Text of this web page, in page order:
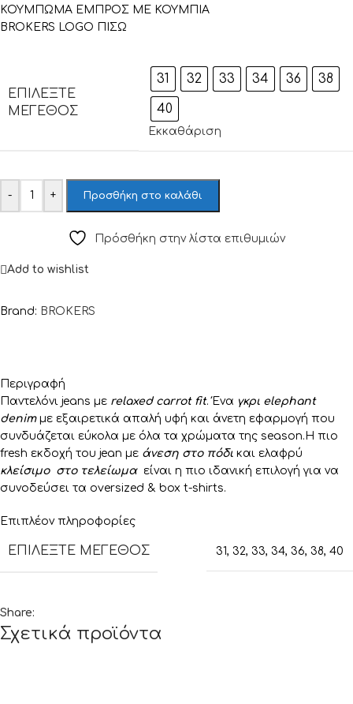
ΚΟΥΜΠΩΜΑ ΕΜΠΡΟΣ ΜΕ ΚΟΥΜΠΙΑ
BROKERS LOGO ΠΙΣΩ
ΕΠΙΛΈΞΤΕ
ΜΈΓΕΘΟΣ
31 32 33 34 36 38
40
Εκκαθάριση
- + Προσθήκη στο καλάθι
Πρόσθήκη στην λίστα επιθυμιών
Add to wishlist
Brand: BROKERS
Περιγραφή
Παντελόνι jeans με relaxed carrot fit. Ένα γκρι elephant
denim με εξαιρετικά απαλή υφή και άνετη εφαρμογή που
συνδυάζεται εύκολα με όλα τα χρώματα της season.Η πιο
fresh εκδοχή του jean με άνεση στο πόδι και ελαφρύ
κλείσιμο στο τελείωμαείναι η πιο ιδανική επιλογή για να
συνοδεύσει τα oversized & box t-shirts.
Επιπλέον πληροφορίες
ΕΠΙΛΈΞΤΕ ΜΈΓΕΘΟΣ 31, 32, 33, 34, 36, 38, 40
Share:
Σχετικά προϊόντα